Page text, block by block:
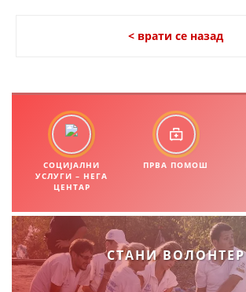
ИНФОРМАЦИИ ЗА БОЛЕСТИ
МЕНАЏМЕНТ НА ВОЛОНТЕРИ
ДЕЈСТВУВАЊЕ
< врати се назад
СОЦИЈАЛНИ
УСЛУГИ – НЕГА
ЦЕНТАР
ПРВА ПОМОШ
СТАНИ ВОЛОНТЕР